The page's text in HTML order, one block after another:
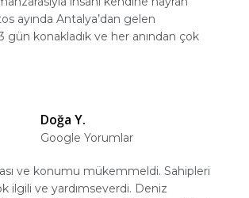
ayında Antalya’dan gelen
gün konakladık ve her anından çok
Doğa Y.
Google Yorumlar
ve konumu mükemmeldi. Sahipleri
ilgili ve yardımseverdi. Deniz